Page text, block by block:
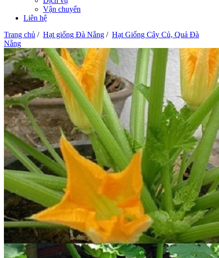
Vận chuyển
Liên hệ
Trang chủ / Hạt giống Đà Nẵng / Hạt Giống Cây Củ, Quả Đà
Nẵng